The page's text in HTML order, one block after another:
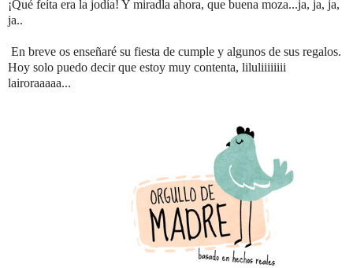
¡Qué feíta era la jodía! Y miradla ahora, que buena moza...ja, ja, ja,
ja..
En breve os enseñaré su fiesta de cumple y algunos de sus regalos.
Hoy solo puedo decir que estoy muy contenta, liluliiiiiiii
lairoraaaaa...